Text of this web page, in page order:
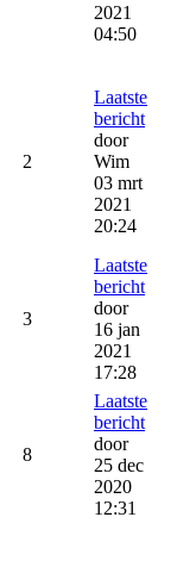
2021
04:50
2
Laatste
bericht
door
Wim
03 mrt
2021
20:24
3
Laatste
bericht
door
16 jan
2021
17:28
8
Laatste
bericht
door
25 dec
2020
12:31